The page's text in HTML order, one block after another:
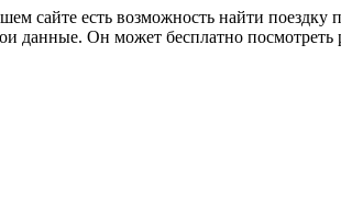
есть возможность найти поездку
данные. Он может бесплатно